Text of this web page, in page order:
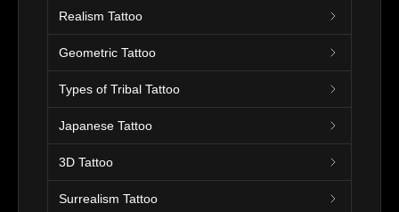
Realism Tattoo
Geometric Tattoo
Types of Tribal Tattoo
Japanese Tattoo
3D Tattoo
Surrealism Tattoo